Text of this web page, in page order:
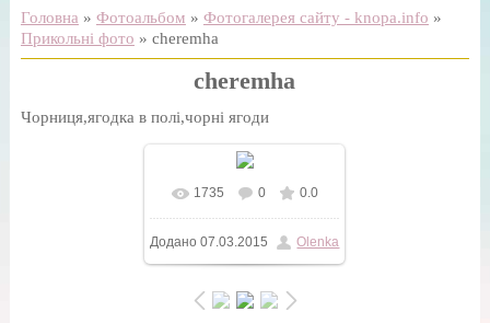
Головна » Фотоальбом » Фотогалерея сайту - knopa.info »
Прикольні фото » cheremha
cheremha
Чорниця,ягодка в полі,чорні ягоди
У реальному розмірі
650x433/ 57.4Kb
1735 0 0.0
Додано 07.03.2015 Olenka